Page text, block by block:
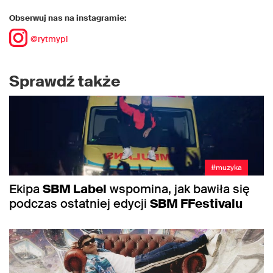
Obserwuj nas na instagramie:
@rytmypl
Sprawdź także
#muzyka
EkipaSBM Label wspomina, jak bawiła się
podczas ostatniej edycji SBM FFestivalu